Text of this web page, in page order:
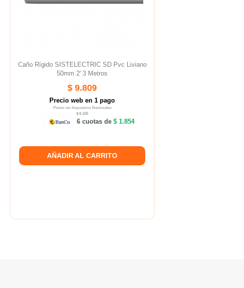
Caño Rígido SISTELECTRIC SD Pvc Liviano
50mm 2' 3 Metros
$ 9.809
Precio web en 1 pago
Precio sin Impuestos Nacionales
$ 8.106
6 cuotas de $ 1.854
AÑADIR AL CARRITO